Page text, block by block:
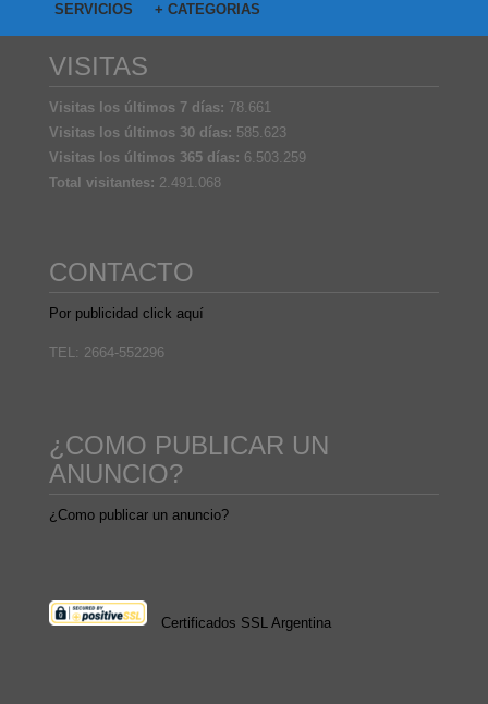
SERVICIOS + CATEGORIAS
VISITAS
Visitas los últimos 7 días: 78.661
Visitas los últimos 30 días: 585.623
Visitas los últimos 365 días: 6.503.259
Total visitantes: 2.491.068
CONTACTO
Por publicidad click aquí
TEL: 2664-552296
¿COMO PUBLICAR UN
ANUNCIO?
¿Como publicar un anuncio?
Certificados SSL Argentina